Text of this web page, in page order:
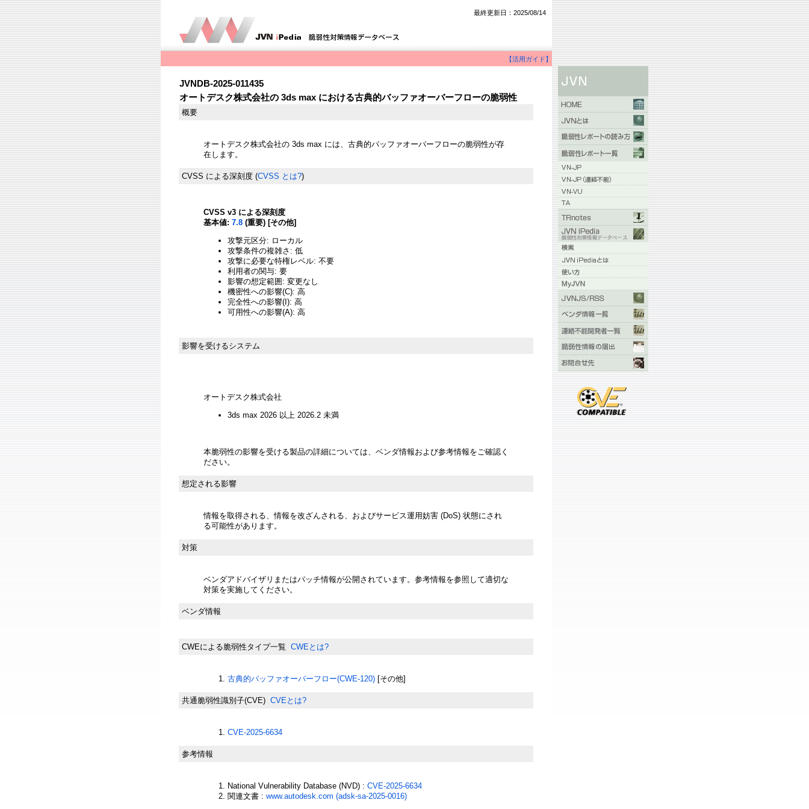
最終更新日：2025/08/14
【活用ガイド】
JVNDB-2025-011435
オートデスク株式会社の 3ds max における古典的バッファオーバーフローの脆弱性
概要
オートデスク株式会社の 3ds max には、古典的バッファオーバーフローの脆弱性が存
在します。
CVSS による深刻度 (CVSS とは?)
CVSS v3 による深刻度
基本値: 7.8 (重要) [その他]
攻撃元区分: ローカル
攻撃条件の複雑さ: 低
攻撃に必要な特権レベル: 不要
利用者の関与: 要
影響の想定範囲: 変更なし
機密性への影響(C): 高
完全性への影響(I): 高
可用性への影響(A): 高
影響を受けるシステム
オートデスク株式会社
3ds max 2026 以上 2026.2 未満
本脆弱性の影響を受ける製品の詳細については、ベンダ情報および参考情報をご確認く
ださい。
想定される影響
情報を取得される、情報を改ざんされる、およびサービス運用妨害 (DoS) 状態にされ
る可能性があります。
対策
ベンダアドバイザリまたはパッチ情報が公開されています。参考情報を参照して適切な
対策を実施してください。
ベンダ情報
CWEによる脆弱性タイプ一覧 CWEとは?
古典的バッファオーバーフロー(CWE-120) [その他]
共通脆弱性識別子(CVE) CVEとは?
CVE-2025-6634
参考情報
National Vulnerability Database (NVD) : CVE-2025-6634
関連文書 : www.autodesk.com (adsk-sa-2025-0016)